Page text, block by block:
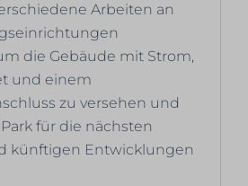
Arbeiten an
die Gebäude mit Strom,
und einem
zu versehen und
für die nächsten
künftigen Entwicklungen